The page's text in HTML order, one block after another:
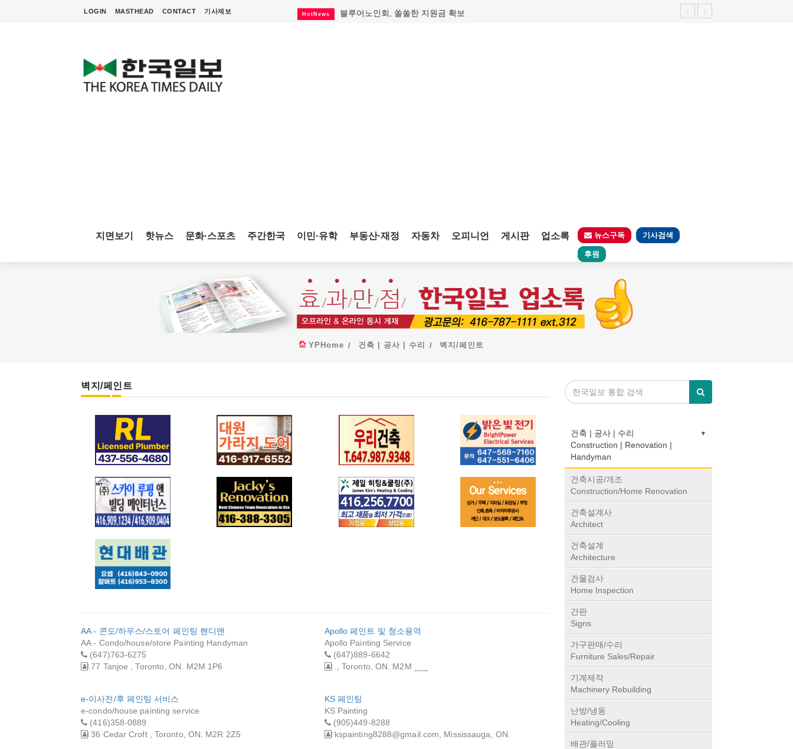
LOGIN MASTHEAD CONTACT 기사제보 HotNews 블루어노인회, 쏠쏠한 지원금 확보
지면보기 핫뉴스 문화·스포츠 주간한국 이민·유학 부동산·재정 자동차 오피니언 게시판 업소록 뉴스구독 기사검색
후원
YPHome 건축 | 공사 | 수리 벽지/페인트
벽지/페인트
면허 소지 플러머
RL
대원 가라지 도어 우리건축 밝은 빛 전기공사
(주)스카이 루핑
앤 빌딩 메인터넌
스
AA - 콘도/하우스/스토어 페인팅 핸디맨
AA - Condo/house/store Painting Handyman
(647)763-6275
77 Tanjoe , Toronto, ON. M2M 1P6
Apollo 페인트 및 청소용역
Apollo Painting Service
(647)889-6642
., Toronto, ON. M2M ___
e-이사전/후 페인팅 서비스
e-condo/house painting service
(416)358-0889
36 Cedar Croft , Toronto, ON. M2R 2Z5
KS 페인팅
KS Painting
(905)449-8288
kspainting8288@gmail.com, Mississauga, ON.
건축 | 공사 | 수리
Construction | Renovation |
Handyman
건축시공/개조
Construction/Home Renovation
건축설계사
Architect
건축설계
Architecture
건물검사
Home Inspection
간판
Signs
가구판매/수리
Furniture Sales/Repair
기계제작
Machinery Rebuilding
난방/냉동
Heating/Cooling
배관/플러밍